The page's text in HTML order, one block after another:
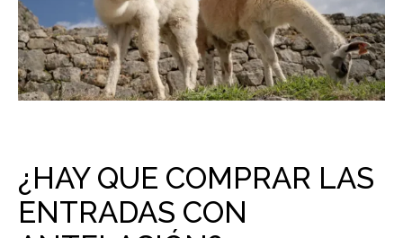
¿HAY QUE COMPRAR LAS
ENTRADAS CON